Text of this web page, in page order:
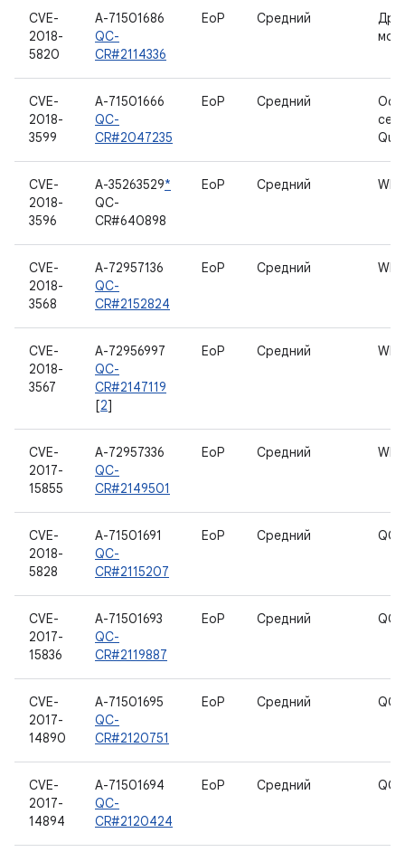
CVE-
2018-
5820
A-71501686
QC-
CR#2114336
EoP Средний
CVE-
2018-
3599
A-71501666
QC-
CR#2047235
EoP Средний
CVE-
2018-
3596
A-35263529*
QC-
CR#640898
EoP Средний
CVE-
2018-
3568
A-72957136
QC-
CR#2152824
EoP Средний
CVE-
2018-
3567
A-72956997
QC-
CR#2147119
[2]
EoP Средний
CVE-
2017-
15855
A-72957336
QC-
CR#2149501
EoP Средний
CVE-
2018-
5828
A-71501691
QC-
CR#2115207
EoP Средний QC
CVE-
2017-
15836
A-71501693
QC-
CR#2119887
EoP Средний QC
CVE-
2017-
14890
A-71501695
QC-
CR#2120751
EoP Средний QC
CVE-
2017-
14894
A-71501694
QC-
CR#2120424
EoP Средний QC